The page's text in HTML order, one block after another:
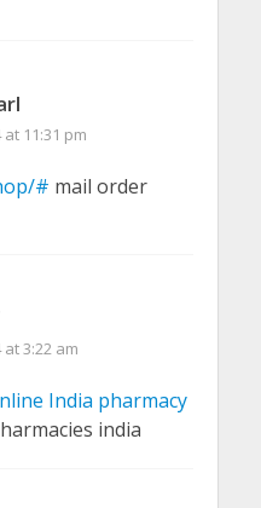
11:31 pm
# mail order
3:22 am
India pharmacy
india